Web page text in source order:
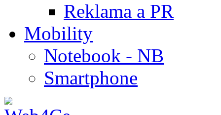
Reklama a PR
Mobility
Notebook - NB
Smartphone